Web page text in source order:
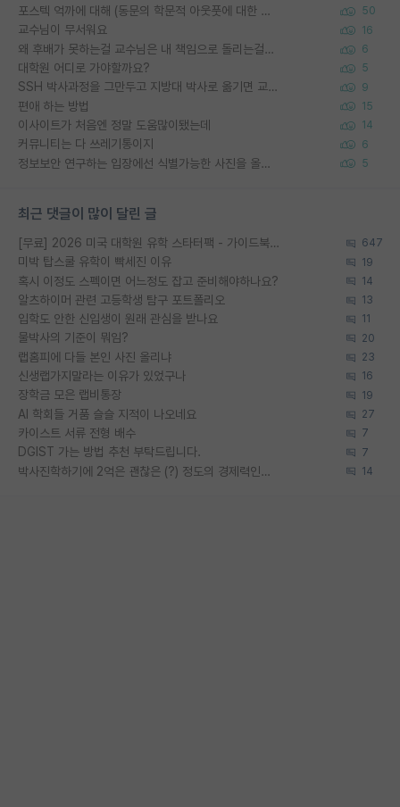
포스텍 억까에 대해 (동문의 학문적 아웃풋에 대한 반박) 50
교수님이 무서워요 16
왜 후배가 못하는걸 교수님은 내 책임으로 돌리는걸까요? 6
대학원 어디로 가야할까요? 5
SSH 박사과정을 그만두고 지방대 박사로 옮기면 교수의 꿈은 끝일까요? 9
편애 하는 방법 15
이사이트가 처음엔 정말 도움많이됐는데 14
커뮤니티는 다 쓰레기통이지 6
정보보안 연구하는 입장에선 식별가능한 사진을 올리는건 비추이긴함 5
최근 댓글이 많이 달린 글
[무료] 2026 미국 대학원 유학 스타터팩 - 가이드북 & 합격자 컨택메일 템플릿 647
미박 탑스쿨 유학이 빡세진 이유 19
혹시 이정도 스펙이면 어느정도 잡고 준비해야하나요? 14
알츠하이머 관련 고등학생 탐구 포트폴리오 13
입학도 안한 신입생이 원래 관심을 받나요 11
물박사의 기준이 뭐임? 20
랩홈피에 다들 본인 사진 올리냐 23
신생랩가지말라는 이유가 있었구나 16
장학금 모은 랩비통장 19
AI 학회들 거품 슬슬 지적이 나오네요 27
카이스트 서류 전형 배수 7
DGIST 가는 방법 추천 부탁드립니다. 7
박사진학하기에 2억은 괜찮은 (?) 정도의 경제력인가요 14